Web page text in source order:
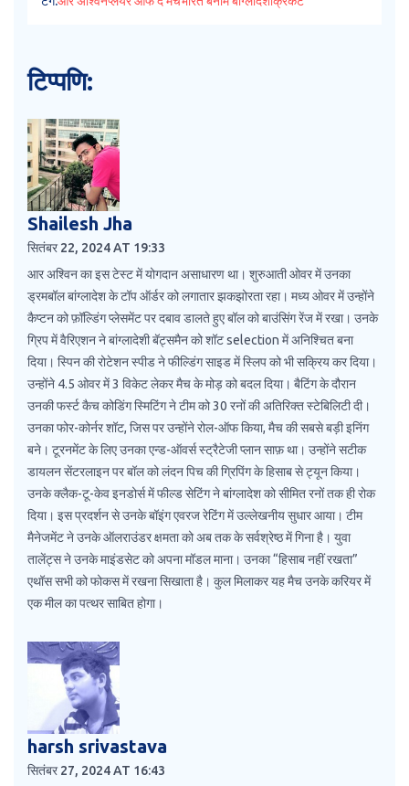
टिप्पणि:
Shailesh Jha
सितंबर 22, 2024 AT 19:33
आर अश्विन का इस टेस्ट में योगदान असाधारण था। शुरुआती ओवर में उनका
ड्रमबॉल बांग्लादेश के टॉप ऑर्डर को लगातार झकझोरता रहा। मध्य ओवर में उन्होंने
कैप्टन को फ़ॉल्डिंग प्लेसमेंट पर दबाव डालते हुए बॉल को बाउंसिंग रेंज में रखा। उनके
ग्रिप में वैरिएशन ने बांग्लादेशी बॅट्समैन को शॉट selection में अनिश्चित बना
दिया। स्पिन की रोटेशन स्पीड ने फील्डिंग साइड में स्लिप को भी सक्रिय कर दिया।
उन्होंने 4.5 ओवर में 3 विकेट लेकर मैच के मोड़ को बदल दिया। बैटिंग के दौरान
उनकी फर्स्ट कैच कोडिंग स्मिटिंग ने टीम को 30 रनों की अतिरिक्त स्टेबिलिटी दी।
उनका फोर-कोर्नर शॉट, जिस पर उन्होंने रोल-ऑफ किया, मैच की सबसे बड़ी इनिंग
बने। टूरनमेंट के लिए उनका एन्ड-ऑवर्स स्ट्रैटेजी प्लान साफ़ था। उन्होंने सटीक
डायलन सेंटरलाइन पर बॉल को लंदन पिच की ग्रिपिंग के हिसाब से ट्यून किया।
उनके क्लैक-टू-केव इनडोर्स में फील्ड सेटिंग ने बांग्लादेश को सीमित रनों तक ही रोक
दिया। इस प्रदर्शन से उनके बॉइंग एवरज रेटिंग में उल्लेखनीय सुधार आया। टीम
मैनेजमेंट ने उनके ऑलराउंडर क्षमता को अब तक के सर्वश्रेष्ठ में गिना है। युवा
तालेंट्स ने उनके माइंडसेट को अपना मॉडल माना। उनका “हिसाब नहीं रखता”
एथॉस सभी को फोकस में रखना सिखाता है। कुल मिलाकर यह मैच उनके करियर में
एक मील का पत्थर साबित होगा।
harsh srivastava
सितंबर 27, 2024 AT 16:43